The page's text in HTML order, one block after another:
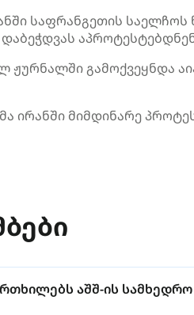
საფრანგეთის საელჩოს
გამოქვეყნდა
ირანში მიმდინარე
აშშ-ის